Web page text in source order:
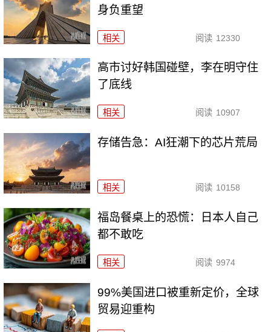
身负重望
相关 阅读 12330
高市讨好韩国碰壁，李在明守住
了底线
相关 阅读 10907
存储告急：AI狂潮下的芯片荒局
相关 阅读 10158
福岛餐桌上的恐慌：日本人自己
都不敢吃
相关 阅读 9974
99%美国进口被重新定价，全球
贸易迎重构